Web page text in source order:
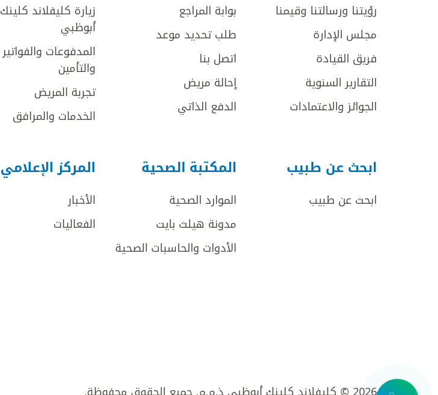
رؤيتنا ورسالتنا وقيمنا
مجلس الإدارة
فريق القيادة
التقارير السنوية
الجوائز والاعتمادات
بوابة المراجع
طلب تحديد موعد
اتصل بنا
إحالة مريض
الدفع الذاتي
زيارة كليفلاند كلينك
أبوظبي
المدفوعات والفواتير
والتأمين
تجربة المريض
الخدمات والمرافق
ابحث عن طبيب
ابحث عن طبيب
المكتبة الصحية
الموارد الصحية
مدونة هيلث بايت
الأدوات والحاسبات الصحية
المركز الإعلامي
الأخبار
الفعاليات